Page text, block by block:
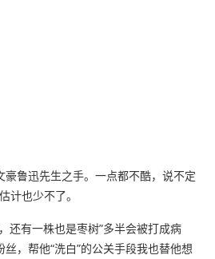
鲁迅先生之手。一点都不酷，说不定
计也少不了。
还有一株也是枣树”多半会被打成病
，帮他“洗白”的公关手段我也替他想